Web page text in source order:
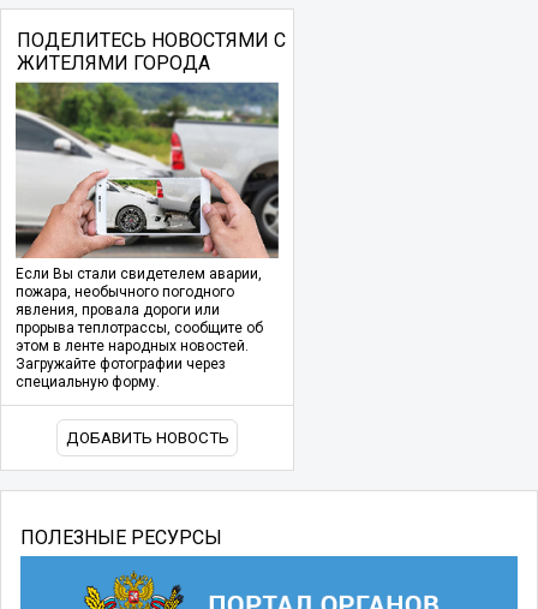
ПОДЕЛИТЕСЬ НОВОСТЯМИ С
ЖИТЕЛЯМИ ГОРОДА
Если Вы стали свидетелем аварии,
пожара, необычного погодного
явления, провала дороги или
прорыва теплотрассы, сообщите об
этом в ленте народных новостей.
Загружайте фотографии через
специальную форму.
ДОБАВИТЬ НОВОСТЬ
ПОЛЕЗНЫЕ РЕСУРСЫ